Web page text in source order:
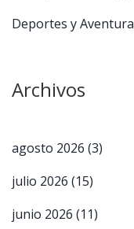
Deportes y Aventura
Archivos
agosto 2026 (3)
julio 2026 (15)
junio 2026 (11)